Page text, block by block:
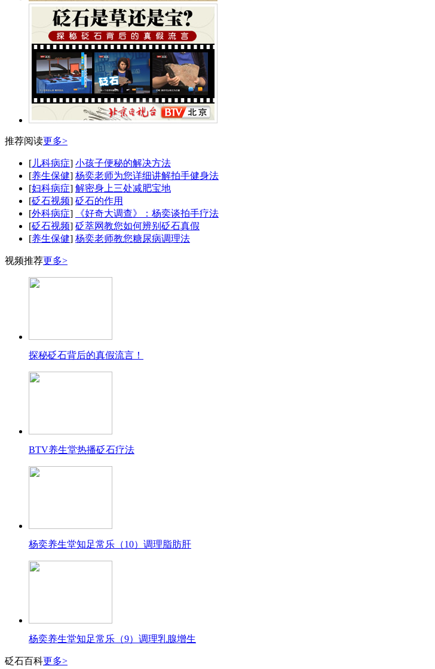
推荐阅读更多>
[ 儿科病症] 小孩子便秘的解决方法
[养生保健] 杨奕老师为您详细讲解拍手健身法
[妇科病症] 解密身上三处减肥宝地
[砭石视频] 砭石的作用
[外科病症]
《好奇大调查》：杨奕谈拍手疗法
[砭石视频] 砭萃网教您如何辨别砭石真假
[养生保健] 杨奕老师教您糖尿病调理法
视频推荐更多>
探秘砭石背后的真假流言！
BTV养生堂热播砭石疗法
杨奕养生堂知足常乐（10）调理脂肪肝
杨奕养生堂知足常乐（9）调理乳腺增生
砭石百科更多>